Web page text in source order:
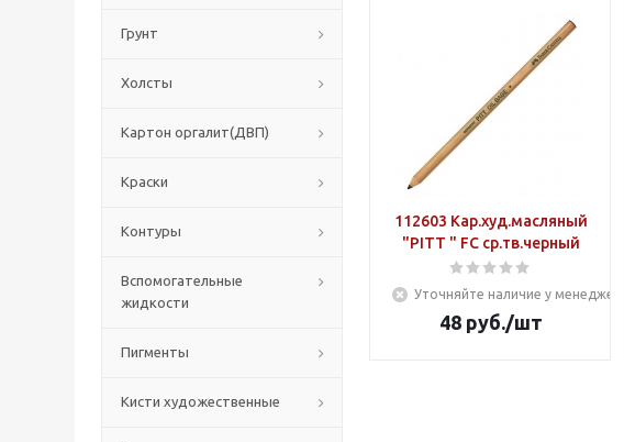
Грунт
Холсты
Картон оргалит(ДВП)
Краски
Контуры
Вспомогательные
жидкости
Пигменты
Кисти художественные
112603 Кар.худ.масляный
"PITT " FC ср.тв.черный
Уточняйте наличие у менеджера
48руб./шт